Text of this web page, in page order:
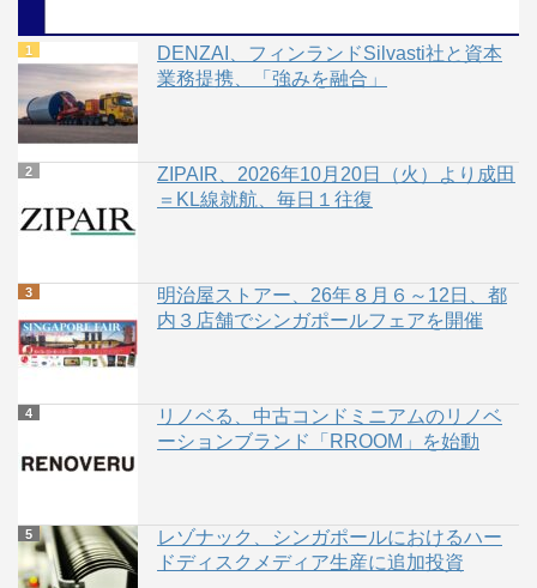
DENZAI、フィンランドSilvasti社と資本
業務提携、「強みを融合」
ZIPAIR、2026年10月20日（火）より成田
＝KL線就航、毎日１往復
明治屋ストアー、26年８月６～12日、都
内３店舗でシンガポールフェアを開催
リノベる、中古コンドミニアムのリノベ
ーションブランド「RROOM」を始動
レゾナック、シンガポールにおけるハー
ドディスクメディア生産に追加投資